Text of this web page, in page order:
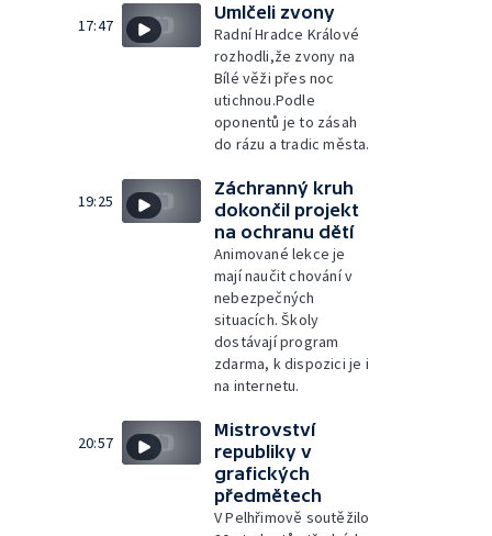
17:47
Umlčeli zvony
Radní Hradce Králové
rozhodli,že zvony na
Bílé věži přes noc
utichnou.Podle
oponentů je to zásah
do rázu a tradic města.
19:25
Záchranný kruh
dokončil projekt
na ochranu dětí
Animované lekce je
mají naučit chování v
nebezpečných
situacích. Školy
dostávají program
zdarma, k dispozici je i
na internetu.
20:57
Mistrovství
republiky v
grafických
předmětech
V Pelhřimově soutěžilo